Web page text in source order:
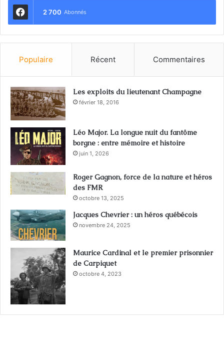
2 700 Abonnés
Populaire Récent Commentaires
Les exploits du lieutenant Champagne
février 18, 2016
Léo Major. La longue nuit du fantôme
borgne : entre mémoire et histoire
juin 1, 2026
Roger Gagnon, force de la nature et héros
des FMR
octobre 13, 2025
Jacques Chevrier : un héros québécois
novembre 24, 2025
Maurice Cardinal et le premier prisonnier
de Carpiquet
octobre 4, 2023